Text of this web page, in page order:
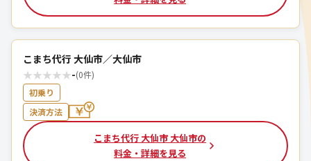
こまち代行 大仙市／大仙市
★★★★★-(0件)
初乗り
決済方法
こまち代行 大仙市 大仙市の
料金・詳細を見る